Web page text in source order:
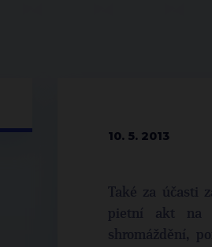
10. 5. 2013
Také za účasti
pietní akt na
shromáždění,